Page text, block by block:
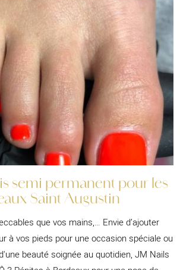
semi permanent pour les
Saint Augustin
que vos mains,… Envie d’ajouter
à vos pieds pour une occasion spéciale ou
beauté soignée au quotidien, JM Nails